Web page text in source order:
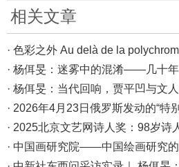
相关文章
· 杨佴旻：当代回响，贾平凹与文
· 中国画研究院——中国绘画研究